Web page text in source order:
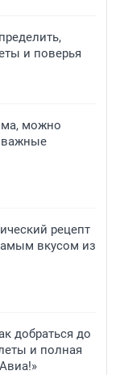
и поверья
можно
важные
рецепт
вкусом из
добраться до
и полная